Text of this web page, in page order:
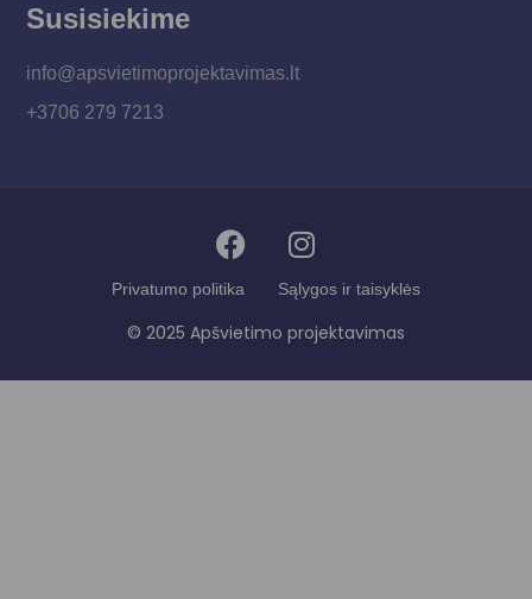
Susisiekime
info@apsvietimoprojektavimas.lt
+3706 279 7213
Privatumo politika Sąlygos ir taisyklės
© 2025 Apšvietimo projektavimas